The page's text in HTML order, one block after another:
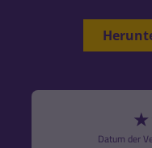
★
Datum der